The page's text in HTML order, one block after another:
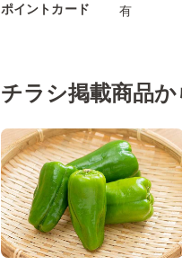
ポイントカード 有
チラシ掲載商品